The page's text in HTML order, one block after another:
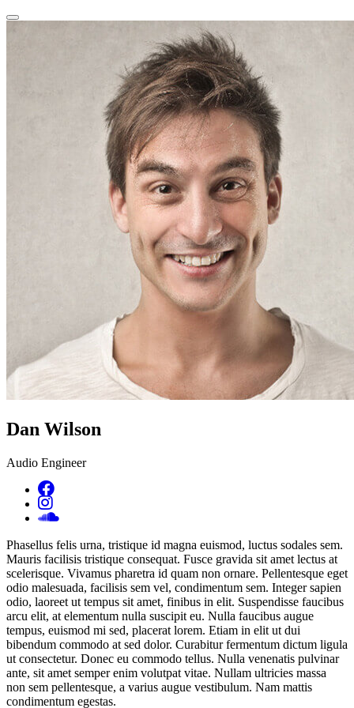
Dan Wilson
Audio Engineer
Phasellus felis urna, tristique id magna euismod, luctus sodales sem.
Mauris facilisis tristique consequat. Fusce gravida sit amet lectus at
scelerisque. Vivamus pharetra id quam non ornare. Pellentesque eget
odio malesuada, facilisis sem vel, condimentum sem. Integer sapien
odio, laoreet ut tempus sit amet, finibus in elit. Suspendisse faucibus
arcu elit, at elementum nulla suscipit eu. Nulla faucibus augue
tempus, euismod mi sed, placerat lorem. Etiam in elit ut dui
bibendum commodo at sed dolor. Curabitur fermentum dictum ligula
ut consectetur. Donec eu commodo tellus. Nulla venenatis pulvinar
ante, sit amet semper enim volutpat vitae. Nullam ultricies massa
non sem pellentesque, a varius augue vestibulum. Nam mattis
condimentum egestas.